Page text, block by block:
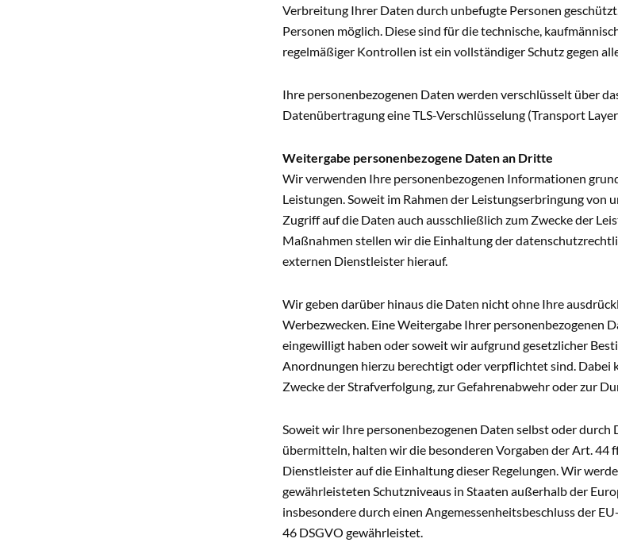
Verbreitung Ihrer Daten durch unbefugte Personen
Personen möglich. Diese sind für die technische,
regelmäßiger Kontrollen ist ein vollständiger Schutz gegen
Ihre personenbezogenen Daten werden verschlüsselt über
Datenübertragung eine TLS-Verschlüsselung (Transport
Weitergabe personenbezogene Daten an Dritte
Wir verwenden Ihre personenbezogenen Informationen
Leistungen. Soweit im Rahmen der Leistungserbringung
Zugriff auf die Daten auch ausschließlich zum Zwecke der
Maßnahmen stellen wir die Einhaltung der
externen Dienstleister hierauf.
Wir geben darüber hinaus die Daten nicht ohne Ihre
Werbezwecken. Eine Weitergabe Ihrer personenbezogenen
eingewilligt haben oder soweit wir aufgrund gesetzlicher
Anordnungen hierzu berechtigt oder verpflichtet sind. Dabei
Zwecke der Strafverfolgung, zur Gefahrenabwehr oder zur
Soweit wir Ihre personenbezogenen Daten selbst oder
übermitteln, halten wir die besonderen Vorgaben der Art. 44
Dienstleister auf die Einhaltung dieser Regelungen. Wir
gewährleisteten Schutzniveaus in Staaten außerhalb der
insbesondere durch einen Angemessenheitsbeschluss der
46 DSGVO gewährleistet.